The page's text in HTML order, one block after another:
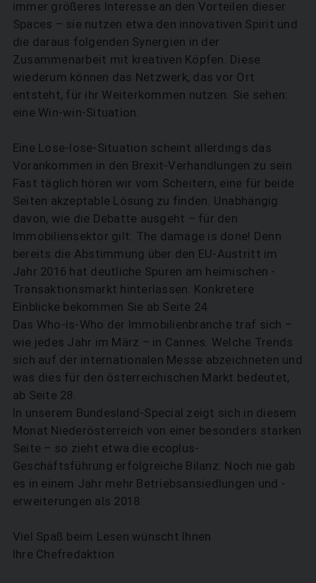
immer größeres Interesse an den Vorteilen dieser
Spaces – sie nutzen etwa den innovativen Spirit und
die daraus folgenden Synergien in der
Zusammenarbeit mit kreativen Köpfen. Diese
wiederum können das Netzwerk, das vor Ort
entsteht, für ihr Weiterkommen nutzen. Sie sehen:
eine Win-win-Situation.
Eine Lose-lose-Situation scheint allerdings das
Vorankommen in den Brexit-Verhandlungen zu sein.
Fast ­täglich hören wir vom Scheitern, eine für beide
Seiten akzeptable Lösung zu finden. Unabhängig
davon, wie die ­Debatte ausgeht – für den
Immobiliensektor gilt: The damage is done! Denn
bereits die Abstimmung über den EU-Austritt im
Jahr 2016 hat deutliche Spuren am heimischen ­
Transaktionsmarkt hinterlassen. Konkretere
Einblicke bekommen Sie ab Seite 24.
Das Who-is-Who der Immobilienbranche traf sich –
wie jedes Jahr im März – in Cannes. Welche Trends
sich auf der internationalen Messe abzeichneten und
was dies für den österreichischen Markt bedeutet,
ab Seite 28.
In unserem Bundesland-Special zeigt sich in diesem
Monat Niederösterreich von einer besonders starken
Seite – so zieht etwa die ecoplus-
Geschäftsführung ­erfolgreiche Bilanz: Noch nie gab
es in einem Jahr mehr Betriebsansiedlungen und -
erweiterungen als 2018.
Viel Spaß beim Lesen wünscht Ihnen
Ihre Chefredaktion
SUCHEN